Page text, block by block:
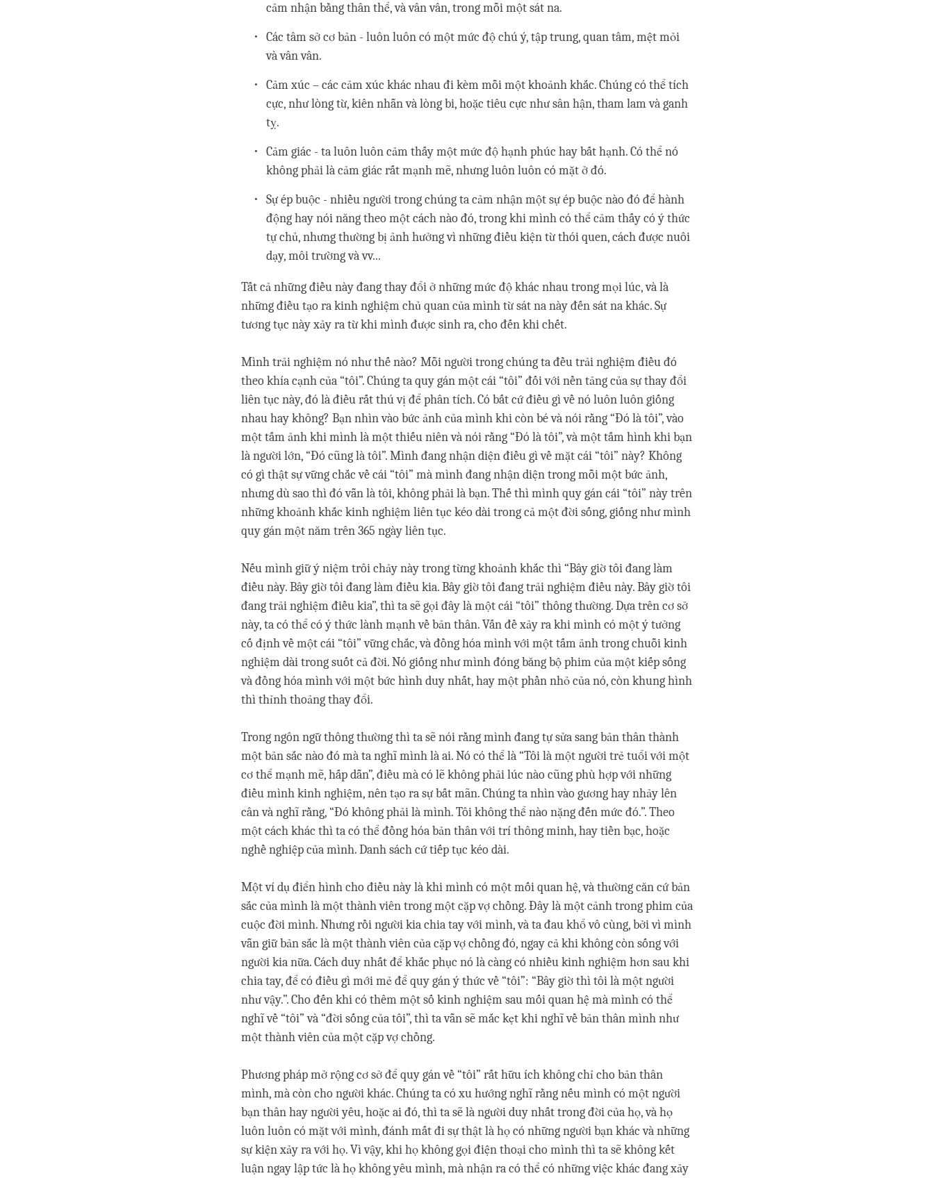
cảm nhận bằng thân thể, và vân vân, trong mỗi một sát na.
Các tâm sở cơ bản - luôn luôn có một mức độ chú ý, tập trung, quan tâm, mệt mỏi
và vân vân.
Cảm xúc – các cảm xúc khác nhau đi kèm mỗi một khoảnh khắc. Chúng có thể tích
cực, như lòng từ, kiên nhẫn và lòng bi, hoặc tiêu cực như sân hận, tham lam và ganh
tỵ.
Cảm giác - ta luôn luôn cảm thấy một mức độ hạnh phúc hay bất hạnh. Có thể nó
không phải là cảm giác rất mạnh mẽ, nhưng luôn luôn có mặt ở đó.
Sự ép buộc - nhiều người trong chúng ta cảm nhận một sự ép buộc nào đó để hành
động hay nói năng theo một cách nào đó, trong khi mình có thể cảm thấy có ý thức
tự chủ, nhưng thường bị ảnh hưởng vì những điều kiện từ thói quen, cách được nuôi
dạy, môi trường và vv...
Tất cả những điều này đang thay đổi ở những mức độ khác nhau trong mọi lúc, và là
những điều tạo ra kinh nghiệm chủ quan của mình từ sát na này đến sát na khác. Sự
tương tục này xảy ra từ khi mình được sinh ra, cho đến khi chết.
Mình trải nghiệm nó như thế nào? Mỗi người trong chúng ta đều trải nghiệm điều đó
theo khía cạnh của “tôi”. Chúng ta quy gán một cái “tôi” đối với nền tảng của sự thay đổi
liên tục này, đó là điều rất thú vị để phân tích. Có bất cứ điều gì về nó luôn luôn giống
nhau hay không? Bạn nhìn vào bức ảnh của mình khi còn bé và nói rằng “Đó là tôi”, vào
một tấm ảnh khi mình là một thiếu niên và nói rằng “Đó là tôi”, và một tấm hình khi bạn
là người lớn, “Đó cũng là tôi”. Mình đang nhận diện điều gì về mặt cái “tôi” này? Không
có gì thật sự vững chắc về cái “tôi” mà mình đang nhận diện trong mỗi một bức ảnh,
nhưng dù sao thì đó vẫn là tôi, không phải là bạn. Thế thì mình quy gán cái “tôi” này trên
những khoảnh khắc kinh nghiệm liên tục kéo dài trong cả một đời sống, giống như mình
quy gán một năm trên 365 ngày liên tục.
Nếu mình giữ ý niệm trôi chảy này trong từng khoảnh khắc thì “Bây giờ tôi đang làm
điều này. Bây giờ tôi đang làm điều kia. Bây giờ tôi đang trải nghiệm điều này. Bây giờ tôi
đang trải nghiệm điều kia”, thì ta sẽ gọi đây là một cái “tôi” thông thường. Dựa trên cơ sở
này, ta có thể có ý thức lành mạnh về bản thân. Vấn đề xảy ra khi mình có một ý tưởng
cố định về một cái “tôi” vững chắc, và đồng hóa mình với một tấm ảnh trong chuỗi kinh
nghiệm dài trong suốt cả đời. Nó giống như mình đóng băng bộ phim của một kiếp sống
và đồng hóa mình với một bức hình duy nhất, hay một phần nhỏ của nó, còn khung hình
thì thỉnh thoảng thay đổi.
Trong ngôn ngữ thông thường thì ta sẽ nói rằng mình đang tự sửa sang bản thân thành
một bản sắc nào đó mà ta nghĩ mình là ai. Nó có thể là “Tôi là một người trẻ tuổi với một
cơ thể mạnh mẽ, hấp dẫn”, điều mà có lẽ không phải lúc nào cũng phù hợp với những
điều mình kinh nghiệm, nên tạo ra sự bất mãn. Chúng ta nhìn vào gương hay nhảy lên
cân và nghĩ rằng, “Đó không phải là mình. Tôi không thể nào nặng đến mức đó.”. Theo
một cách khác thì ta có thể đồng hóa bản thân với trí thông minh, hay tiền bạc, hoặc
nghề nghiệp của mình. Danh sách cứ tiếp tục kéo dài.
Một ví dụ điển hình cho điều này là khi mình có một mối quan hệ, và thường căn cứ bản
sắc của mình là một thành viên trong một cặp vợ chồng. Đây là một cảnh trong phim của
cuộc đời mình. Nhưng rồi người kia chia tay với mình, và ta đau khổ vô cùng, bởi vì mình
vẫn giữ bản sắc là một thành viên của cặp vợ chồng đó, ngay cả khi không còn sống với
người kia nữa. Cách duy nhất để khắc phục nó là càng có nhiều kinh nghiệm hơn sau khi
chia tay, để có điều gì mới mẻ để quy gán ý thức về “tôi”: “Bây giờ thì tôi là một người
như vậy.”. Cho đến khi có thêm một số kinh nghiệm sau mối quan hệ mà mình có thể
nghĩ về “tôi” và “đời sống của tôi”, thì ta vẫn sẽ mắc kẹt khi nghĩ về bản thân mình như
một thành viên của một cặp vợ chồng.
Phương pháp mở rộng cơ sở để quy gán về “tôi” rất hữu ích không chỉ cho bản thân
mình, mà còn cho người khác. Chúng ta có xu hướng nghĩ rằng nếu mình có một người
bạn thân hay người yêu, hoặc ai đó, thì ta sẽ là người duy nhất trong đời của họ, và họ
luôn luôn có mặt với mình, đánh mất đi sự thật là họ có những người bạn khác và những
sự kiện xảy ra với họ. Vì vậy, khi họ không gọi điện thoại cho mình thì ta sẽ không kết
luận ngay lập tức là họ không yêu mình, mà nhận ra có thể có những việc khác đang xảy